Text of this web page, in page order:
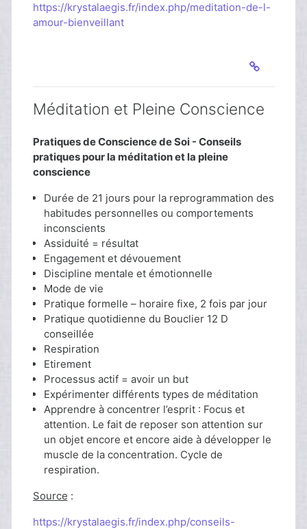
https://krystalaegis.fr/index.php/meditation-de-l-
amour-bienveillant
Méditation et Pleine Conscience
Pratiques de Conscience de Soi - Conseils
pratiques pour la méditation et la pleine
conscience
Durée de 21 jours pour la reprogrammation des
habitudes personnelles ou comportements
inconscients
Assiduité = résultat
Engagement et dévouement
Discipline mentale et émotionnelle
Mode de vie
Pratique formelle – horaire fixe, 2 fois par jour
Pratique quotidienne du Bouclier 12 D
conseillée
Respiration
Etirement
Processus actif = avoir un but
Expérimenter différents types de méditation
Apprendre à concentrer l’esprit : Focus et
attention. Le fait de reposer son attention sur
un objet encore et encore aide à développer le
muscle de la concentration. Cycle de
respiration.
Source :
https://krystalaegis.fr/index.php/conseils-